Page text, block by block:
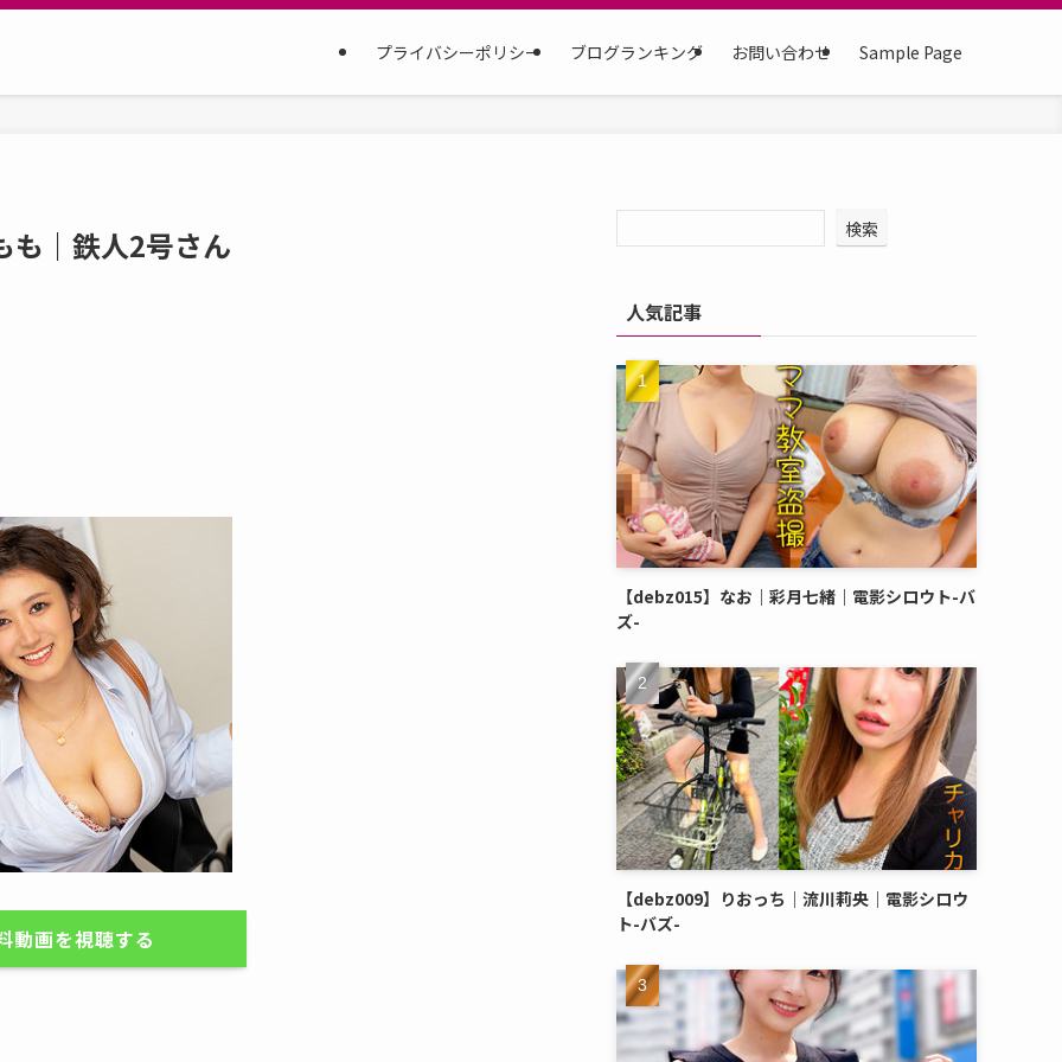
プライバシーポリシー ブログランキング お問い合わせ Sample Page
｜鉄人2号さん
動画を視聴する
検索
人気記事
【debz015】なお｜彩月七緒｜電影シロウト-バ
ズ-
【debz009】りおっち｜流川莉央｜電影シロウ
ト-バズ-